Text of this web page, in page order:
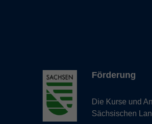
Förderung
Die Kurse und
Sächsischen